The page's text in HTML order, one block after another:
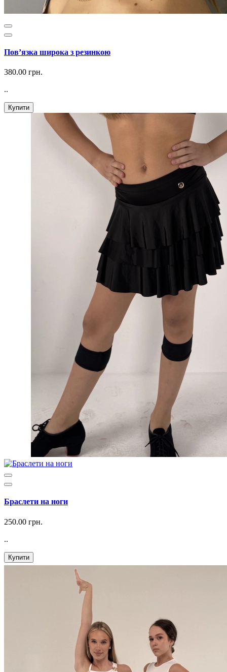
Повʼязка широка з резинкою
380.00 грн.
..
Купити
Браслети на ноги
250.00 грн.
..
Купити